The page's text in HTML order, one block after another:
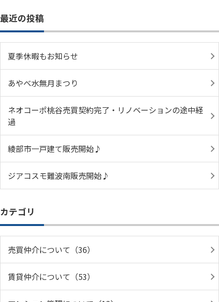
最近の投稿
夏季休暇もお知らせ
あやべ水無月まつり
ネオコーポ桃谷売買契約完了・リノベーションの途中経
過
綾部市一戸建て販売開始♪
ジアコスモ難波南販売開始♪
カテゴリ
売買仲介について（36）
賃貸仲介について（53）